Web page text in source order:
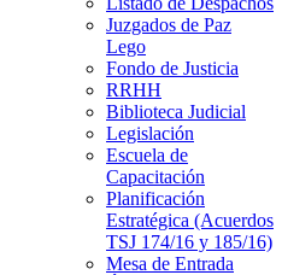
Juzgados de Paz
Lego
Fondo de Justicia
RRHH
Biblioteca Judicial
Legislación
Escuela de
Capacitación
Planificación
Estratégica (Acuerdos
TSJ 174/16 y 185/16)
Mesa de Entrada